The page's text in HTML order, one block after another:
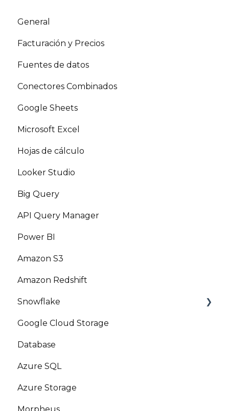
General
Facturación y Precios
Fuentes de datos
Conectores Combinados
Google Sheets
Microsoft Excel
Hojas de cálculo
Looker Studio
Big Query
API Query Manager
Power BI
Amazon S3
Amazon Redshift
Snowflake
Marketplace
Google Cloud Storage
Database
Azure SQL
Azure Storage